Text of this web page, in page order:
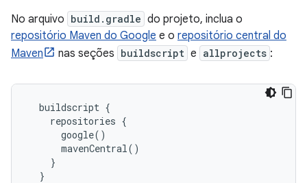
No arquivo build.gradle do projeto, inclua o
repositório Maven do Google e o repositório central do
Maven
nas seções buildscript e allprojects :
  buildscript {
    repositories {
      google()
      mavenCentral()
    }
  }